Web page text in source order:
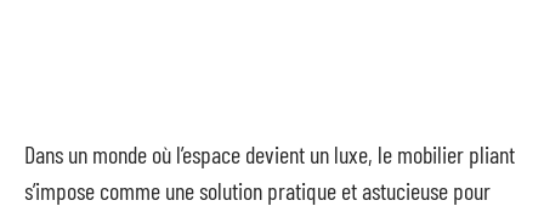
Dans un monde où l’espace devient un luxe, le mobilier pliant
s’impose comme une solution pratique et astucieuse pour